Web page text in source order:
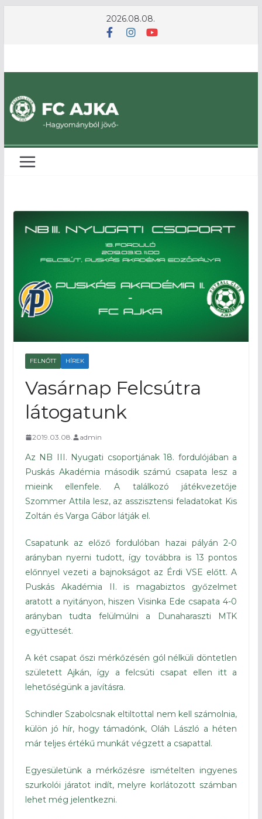
2026.08.08.
FELNŐTT HÍREK
Vasárnap Felcsútra
látogatunk
2019.03.08. admin
Az NB III. Nyugati csoportjának 18. fordulójában a
Puskás Akadémia második számú csapata lesz a
mieink ellenfele. A találkozó játékvezetője
Szommer Attila lesz, az asszisztensi feladatokat Kis
Zoltán és Varga Gábor látják el.
Csapatunk az előző fordulóban hazai pályán 2-0
arányban nyerni tudott, így továbbra is 13 pontos
előnnyel vezeti a bajnokságot az Érdi VSE előtt. A
Puskás Akadémia II. is magabiztos győzelmet
aratott a nyitányon, hiszen Visinka Ede csapata 4-0
arányban tudta felülmúlni a Dunaharaszti MTK
együttesét.
A két csapat őszi mérkőzésén gól nélküli döntetlen
született Ajkán, így a felcsúti csapat ellen itt a
lehetőségünk a javításra.
Schindler Szabolcsnak eltiltottal nem kell számolnia,
külön jó hír, hogy támadónk, Oláh László a héten
már teljes értékű munkát végzett a csapattal.
Egyesületünk a mérkőzésre ismételten ingyenes
szurkolói járatot indít, melyre korlátozott számban
lehet még jelentkezni.